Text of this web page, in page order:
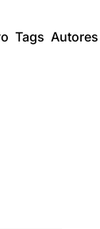
Tags Autores